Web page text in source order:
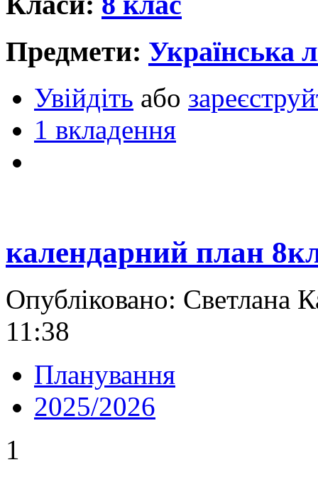
Предмети: Українська
Увійдіть або
1 вкладення
календарний план
Опубліковано: Светлана
11:38
Планування
2025/2026
1